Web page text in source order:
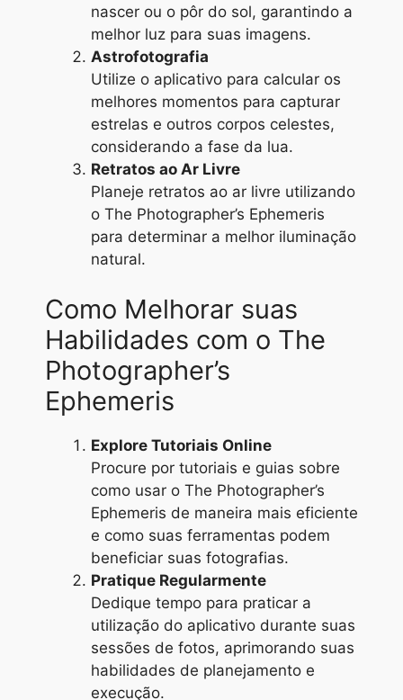
nascer ou o pôr do sol, garantindo a
melhor luz para suas imagens.
Astrofotografia
Utilize o aplicativo para calcular os
melhores momentos para capturar
estrelas e outros corpos celestes,
considerando a fase da lua.
Retratos ao Ar Livre
Planeje retratos ao ar livre utilizando
o The Photographer’s Ephemeris
para determinar a melhor iluminação
natural.
Como Melhorar suas
Habilidades com o The
Photographer’s
Ephemeris
Explore Tutoriais Online
Procure por tutoriais e guias sobre
como usar o The Photographer’s
Ephemeris de maneira mais eficiente
e como suas ferramentas podem
beneficiar suas fotografias.
Pratique Regularmente
Dedique tempo para praticar a
utilização do aplicativo durante suas
sessões de fotos, aprimorando suas
habilidades de planejamento e
execução.